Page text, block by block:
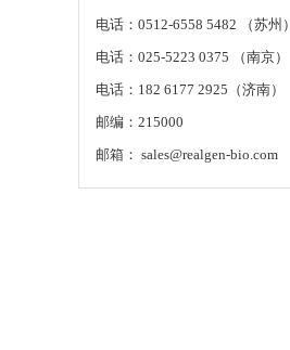
电话：0512-6558 5482 （苏州）
电话：025-5223 0375 （南京）
电话：182 6177 2925（济南）
邮编：215000
邮箱： sales@realgen-bio.com